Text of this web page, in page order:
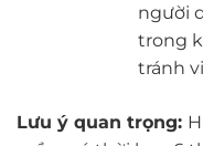
người
trong
tránh
Lưu ý quan trọng: